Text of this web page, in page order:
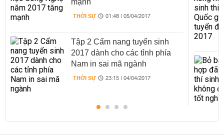
mạnh
THỜI SỰ 01:48 | 05/04/2017
Tập 2 Cẩm nang tuyển sinh
2017 dành cho các tỉnh phía
Nam in sai mã ngành
THỜI SỰ 23:15 | 04/04/2017